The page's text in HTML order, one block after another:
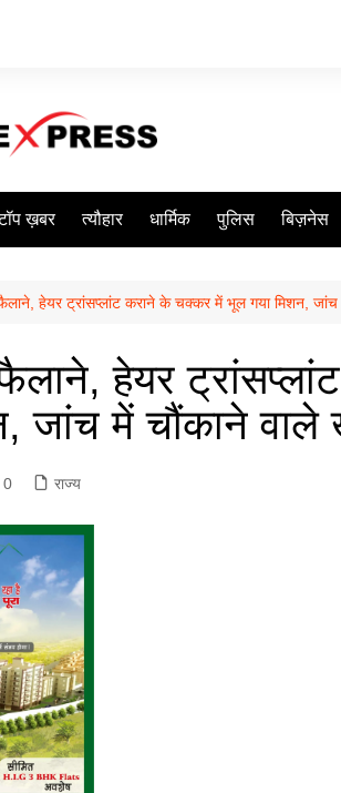
ख़बर त्यौहार धार्मिक पुलिस बिज़नेस
हेयर ट्रांसप्लांट कराने के चक्कर में भूल गया मिशन, जांच
हेयर
जांच में चौंकाने
0 राज्य